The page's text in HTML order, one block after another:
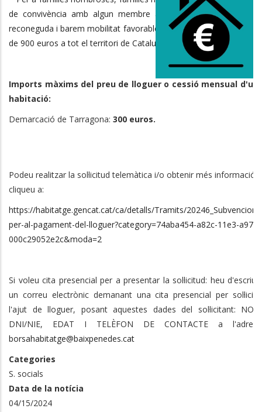
de convivència amb algun membre amb discapacitat
reconeguda i barem mobilitat favorable, aquest import màxim
de 900 euros a tot el territori de Catalunya.
Imports màxims del preu de lloguer o cessió mensual
habitació:
Demarcació de Tarragona: 300 euros.
Podeu realitzar la sol·licitud telemàtica i/o obtenir més informació
cliqueu a:
https://habitatge.gencat.cat/ca/detalls/Tramits/
per-al-pagament-del-lloguer?category=74aba454-a82c-11e3-a972-
000c29052e2c&moda=2
Si voleu cita presencial per a presentar la sol·licitud: heu
un correu electrònic demanant una cita presencial per
l'ajut de lloguer, posant aquestes dades del sol·licitant:
DNI/NIE, EDAT I TELÈFON DE CONTACTE a
borsahabitatge@baixpenedes.cat
Categories
S. socials
Data de la notícia
04/15/2024